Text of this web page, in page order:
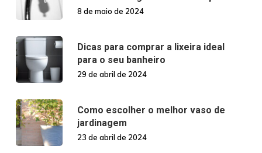
8 de maio de 2024
Dicas para comprar a lixeira ideal
para o seu banheiro
29 de abril de 2024
Como escolher o melhor vaso de
jardinagem
23 de abril de 2024